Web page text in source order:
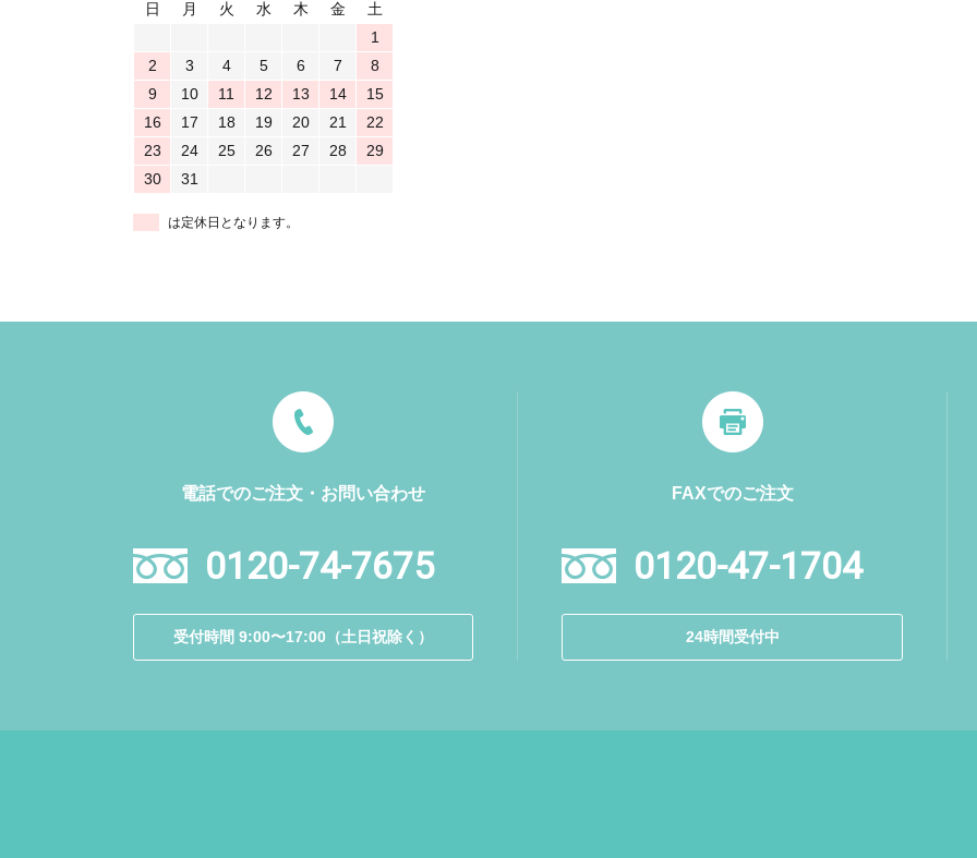
日
月 火 水 木 金
土
1
2
3 4 5 6 7
8
9
10 11 12 13 14
15
16
17 18 19 20 21
22
23
24 25 26 27 28
29
30
31
は定休日となります。
電話でのご注文・お問い合わせ
0120-74-7675
受付時間 9:00〜17:00（土日祝除く）
FAXでのご注文
0120-47-1704
24時間受付中